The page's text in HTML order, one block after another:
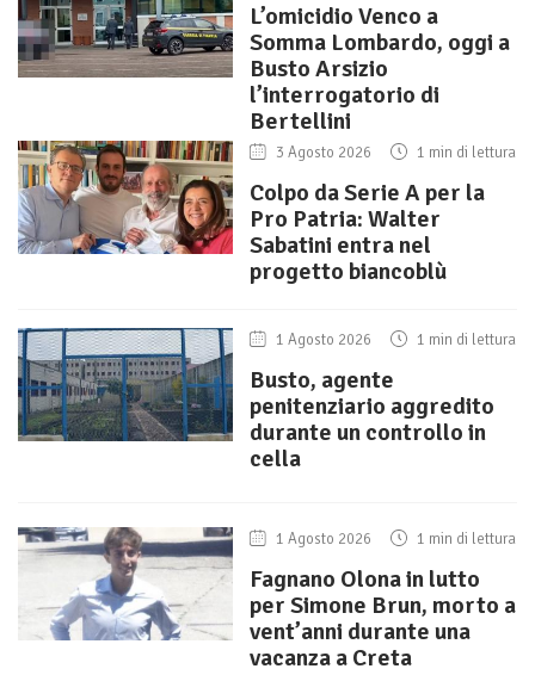
L’omicidio Venco a
Somma Lombardo, oggi a
Busto Arsizio
l’interrogatorio di
Bertellini
3 Agosto 2026 1 min di lettura
Colpo da Serie A per la
Pro Patria: Walter
Sabatini entra nel
progetto biancoblù
1 Agosto 2026 1 min di lettura
Busto, agente
penitenziario aggredito
durante un controllo in
cella
1 Agosto 2026 1 min di lettura
Fagnano Olona in lutto
per Simone Brun, morto a
vent’anni durante una
vacanza a Creta